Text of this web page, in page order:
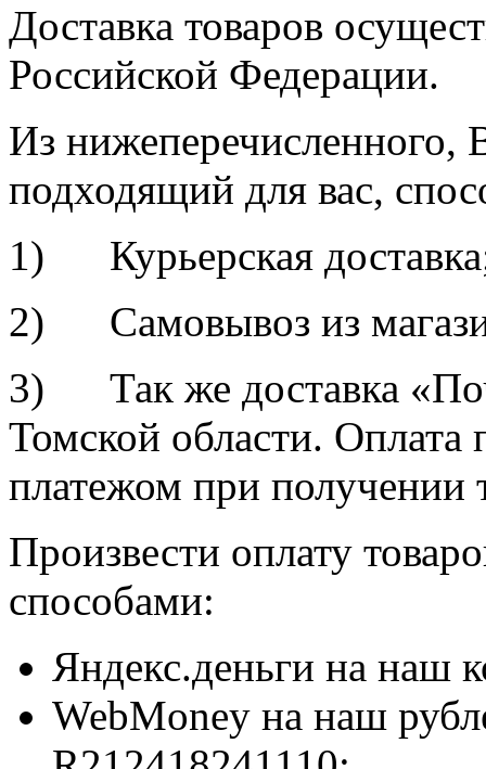
Доставка товаров
Российской Федерации.
Из
подходящий для вас,
1) Курьерская
2) Самовывоз из
3) Так же доставка
Томской области.
платежом при получении
Произвести оплату
способами:
Яндекс.деньги на наш
WebMoney на наш